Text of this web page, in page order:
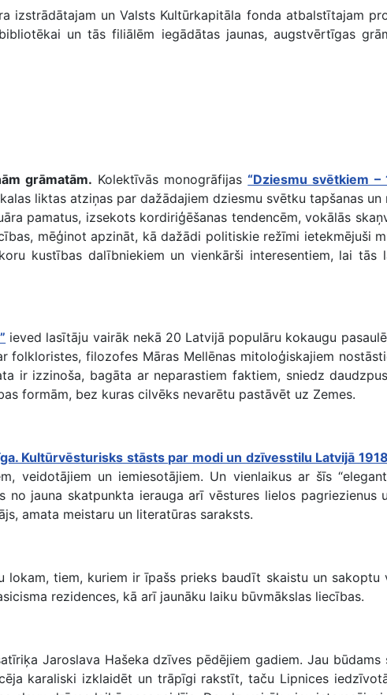
un Valsts Kultūrkapitāla fonda atbalstītajam
un tās filiālēm iegādātas jaunas, augstvērtīgas
grāmatām. Kolektīvās monogrāfijas“Dziesmu svētkiem –
liktas atziņas par dažādajiem dziesmu svētku tapšanas
pamatus, izsekots kordiriģēšanas tendencēm, vokālās
mēģinot apzināt, kā dažādi politiskie režīmi ietekmējuši
kustības dalībniekiem un vienkārši interesentiem, lai tās
ieved lasītāju vairāk nekā 20 Latvijā populāru kokaugu
filozofes Māras Mellēnas mitoloģiskajiem
ir izzinoša, bagāta ar neparastiem faktiem, sniedz
formām, bez kuras cilvēks nevarētu pastāvēt uz Zemes.
Kultūrvēsturisks stāsts par modi un dzīvesstilu Latvijā
veidotājiem un iemiesotājiem. Un vienlaikus ar šīs
jauna skatpunkta ierauga arī vēstures lielos pagriezienus
amata meistaru un literatūras saraksts.
lokam, tiem, kuriem ir īpašs prieks baudīt skaistu un sakoptu
rezidences, kā arī jaunāku laiku būvmākslas liecības.
Jaroslava Hašeka dzīves pēdējiem gadiem. Jau būdams
karaliski izklaidēt un trāpīgi rakstīt, taču Lipnices